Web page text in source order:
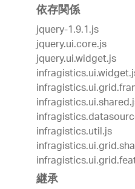
依存関係
jquery-1.9.1.js
jquery.ui.core.js
jquery.ui.widget.js
infragistics.util.js
継承